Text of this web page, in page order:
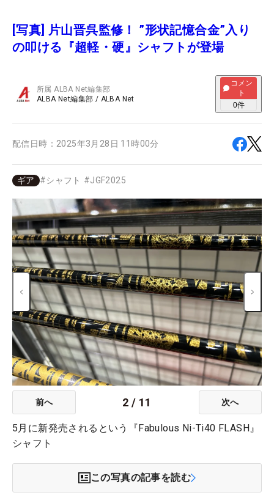
[写真] 片山晋呉監修！ ”形状記憶合金”入り
の叩ける『超軽・硬』シャフトが登場
所属ALBA Net編集部
ALBA Net編集部 / ALBA Net
コメン
ト
0件
配信日時： 2025年3月28日 11時00分
ギア #シャフト #JGF2025
前へ 2 / 11 次へ
5月に新発売されるという『Fabulous Ni-Ti40 FLASH』
シャフト
この写真の記事を読む